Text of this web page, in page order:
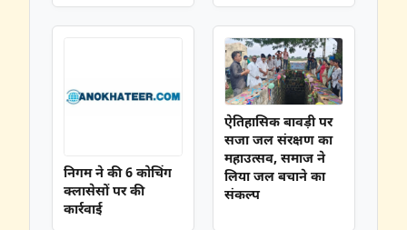
निगम ने की 6 कोचिंग
क्लासेसों पर की
कार्रवाई
ऐतिहासिक बावड़ी पर
सजा जल संरक्षण का
महाउत्सव, समाज ने
लिया जल बचाने का
संकल्प